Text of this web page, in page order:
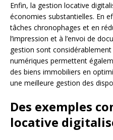
Enfin, la gestion locative
économies substantielles. En
tâches chronophages et en
l’impression et à l’envoi de
gestion sont
numériques permettent
des biens immobiliers en
une meilleure gestion des
Des exemples
locative